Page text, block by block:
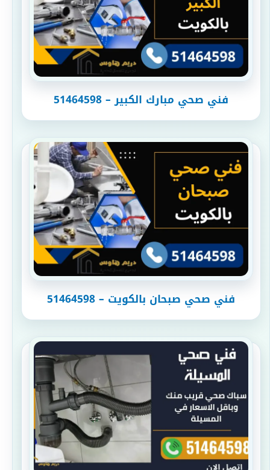
فني صحي مبارك الكبير – 51464598
فني صحي صبحان بالكويت – 51464598